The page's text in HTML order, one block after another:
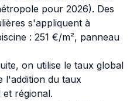
pour 2026). Des
s'appliquent à
: 251 €/m², panneau
on utilise le taux global
l'addition du taux
régional.